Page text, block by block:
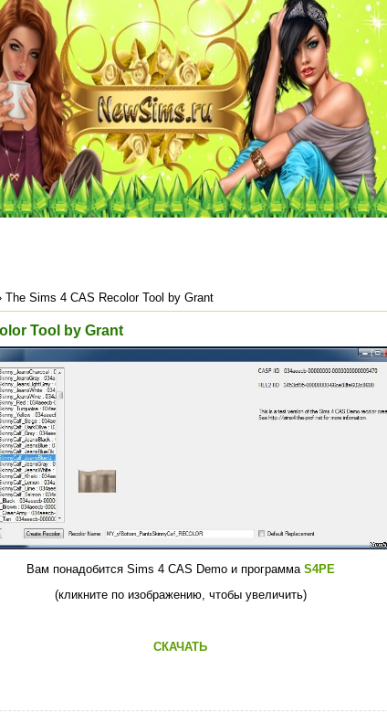
The Sims 4 CAS Recolor Tool by Grant
Tool by Grant
Вам понадобится Sims 4 CAS Demo и программа S4PE
(кликните по изображению, чтобы увеличить)
СКАЧАТЬ